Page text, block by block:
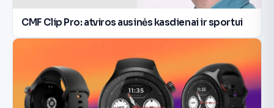
CMF Clip Pro: atviros ausinės kasdienai ir sportui